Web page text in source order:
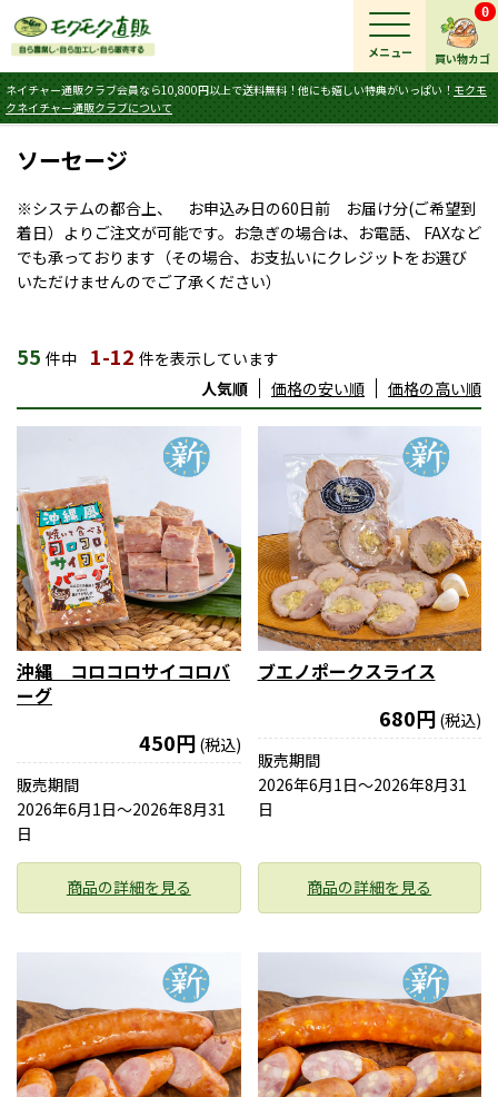
買い物カゴ
0
ネイチャー通販クラブ会員なら10,800円以上で送料無料！他にも嬉しい特典がいっぱい！ モクモ
クネイチャー通販クラブについて
メニュー
ソーセージ
※システムの都合上、 お申込み日の60日前 お届け分(ご希望到
着日）よりご注文が可能です。お急ぎの場合は、お電話、 FAXなど
でも承っております（その場合、お支払いにクレジットをお選び
いただけませんのでご了承ください）
55 件中 1-12 件を表示しています
人気順
価格の安い順 価格の高い順
沖縄 コロコロサイコロバ
ーグ
450円 (税込)
販売期間
2026年6月1日〜2026年8月31
日
商品の詳細を見る
ブエノポークスライス
680円 (税込)
販売期間
2026年6月1日〜2026年8月31
日
商品の詳細を見る